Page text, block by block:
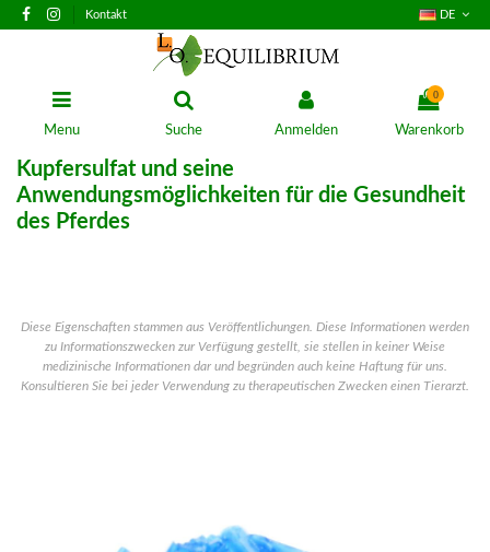
Kontakt DE
Menu Suche Anmelden
0
Warenkorb
Kupfersulfat und seine
Anwendungsmöglichkeiten für die Gesundheit
des Pferdes
Diese Eigenschaften stammen aus Veröffentlichungen. Diese Informationen werden
zu Informationszwecken zur Verfügung gestellt, sie stellen in keiner Weise
medizinische Informationen dar und begründen auch keine Haftung für uns.
Konsultieren Sie bei jeder Verwendung zu therapeutischen Zwecken einen Tierarzt.